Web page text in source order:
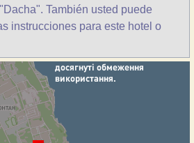
También usted puede
instrucciones para este hotel o